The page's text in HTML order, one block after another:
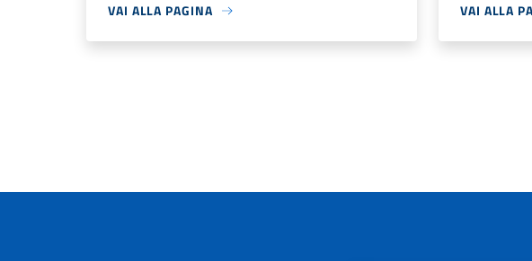
VAI ALLA PAGINA VAI ALLA